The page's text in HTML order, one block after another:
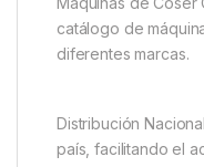
catálogo de
diferentes marcas.
Distribución
país, facilitando el